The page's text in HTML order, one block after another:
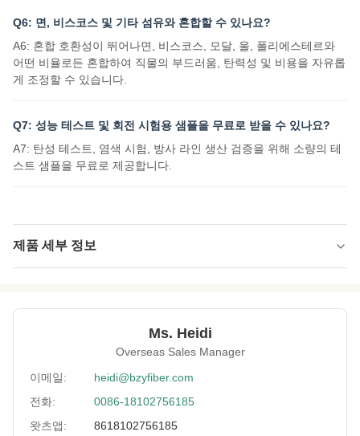
Q6: 면, 비스코스 및 기타 섬유와 혼합할 수 있나요?
A6: 혼합 호환성이 뛰어나면, 비스코스, 모달, 울, 폴리에스테르와
어떤 비율로든 혼합하여 직물의 부드러움, 탄력성 및 비용을 자유롭
게 조정할 수 있습니다.
Q7: 성능 테스트 및 회전 시험용 샘플을 무료로 받을 수 있나요?
A7: 탄성 테스트, 염색 시험, 방사 라인 생산 검증을 위해 소량의 테
스트 샘플을 무료로 제공합니다.
제품 세부 정보
Specification: 1.4D*38MM
Color: 하얀색
More Sizes: 맞춤형
Ms. Heidi
Overseas Sales Manager
이메일:
heidi@bzyfiber.com
전화:
0086-18102756185
왓츠앱:
8618102756185